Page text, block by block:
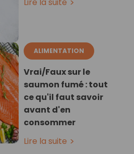
Lire la suite
ALIMENTATION
Vrai/Faux sur le
saumon fumé : tout
ce qu'il faut savoir
avant d'en
consommer
Lire la suite